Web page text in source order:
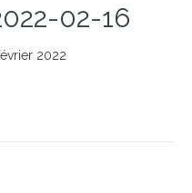
02-16
2022